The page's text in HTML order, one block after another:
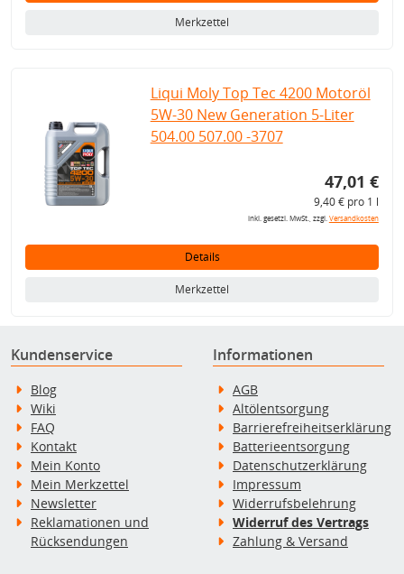
Merkzettel
Liqui Moly Top Tec 4200 Motoröl
5W-30 New Generation 5-Liter
504.00 507.00 -3707
47,01 €
9,40 € pro 1 l
inkl. gesetzl. MwSt., zzgl.Versandkosten
Details
Merkzettel
Kundenservice
Blog
Wiki
FAQ
Kontakt
Mein Konto
Mein Merkzettel
Newsletter
Reklamationen und
Rücksendungen
Informationen
AGB
Altölentsorgung
Barrierefreiheitserklärung
Batterieentsorgung
Datenschutzerklärung
Impressum
Widerrufsbelehrung
Widerruf des Vertrags
Zahlung & Versand